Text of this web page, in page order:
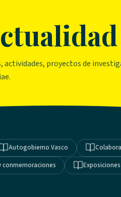
proyectos de
Autogobierno Vasco
conmemoraciones Exposiciones